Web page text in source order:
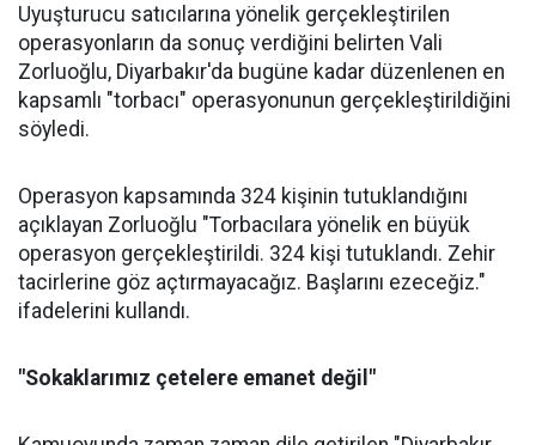
Uyuşturucu satıcılarına yönelik gerçekleştirilen
operasyonların da sonuç verdiğini belirten Vali
Zorluoğlu, Diyarbakır'da bugüne kadar düzenlenen en
kapsamlı "torbacı" operasyonunun gerçekleştirildiğini
söyledi.
Operasyon kapsamında 324 kişinin tutuklandığını
açıklayan Zorluoğlu "Torbacılara yönelik en büyük
operasyon gerçekleştirildi. 324 kişi tutuklandı. Zehir
tacirlerine göz açtırmayacağız. Başlarını ezeceğiz."
ifadelerini kullandı.
"Sokaklarımız çetelere emanet değil"